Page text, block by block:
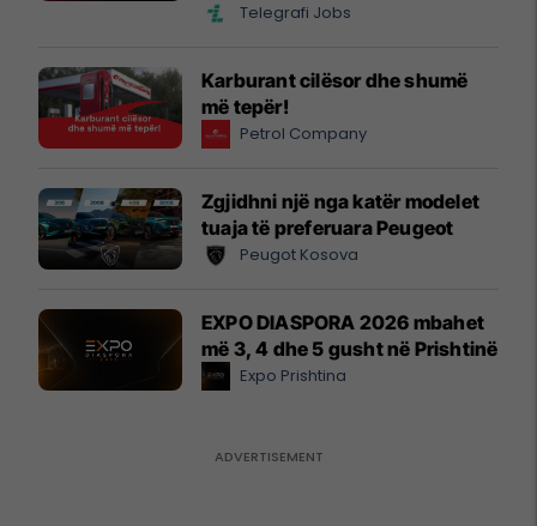
Telegrafi Jobs
Karburant cilësor dhe shumë
më tepër!
Petrol Company
Zgjidhni një nga katër modelet
tuaja të preferuara Peugeot
Peugot Kosova
EXPO DIASPORA 2026 mbahet
më 3, 4 dhe 5 gusht në Prishtinë
Expo Prishtina